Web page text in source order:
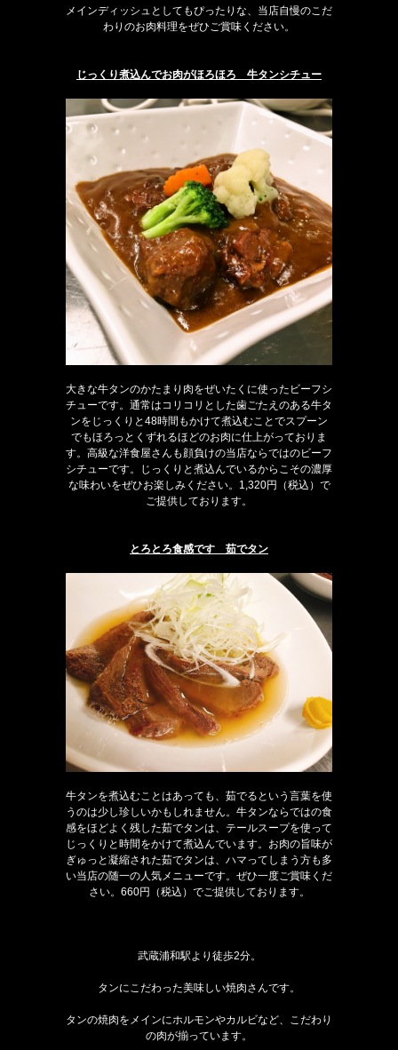
メインディッシュとしてもぴったりな、当店自慢のこだ
わりのお肉料理をぜひご賞味ください。
じっくり煮込んでお肉がほろほろ 牛タンシチュー
大きな牛タンのかたまり肉をぜいたくに使ったビーフシ
チューです。通常はコリコリとした歯ごたえのある牛タ
ンをじっくりと48時間もかけて煮込むことでスプーン
でもほろっとくずれるほどのお肉に仕上がっておりま
す。高級な洋食屋さんも顔負けの当店ならではのビーフ
シチューです。じっくりと煮込んでいるからこその濃厚
な味わいをぜひお楽しみください。1,320円（税込）で
ご提供しております。
とろとろ食感です 茹でタン
牛タンを煮込むことはあっても、茹でるという言葉を使
うのは少し珍しいかもしれません。牛タンならではの食
感をほどよく残した茹でタンは、テールスープを使って
じっくりと時間をかけて煮込んでいます。お肉の旨味が
ぎゅっと凝縮された茹でタンは、ハマってしまう方も多
い当店の随一の人気メニューです。ぜひ一度ご賞味くだ
さい。660円（税込）でご提供しております。
武蔵浦和駅より徒歩2分。
タンにこだわった美味しい焼肉さんです。
タンの焼肉をメインにホルモンやカルビなど、こだわり
の肉が揃っています。